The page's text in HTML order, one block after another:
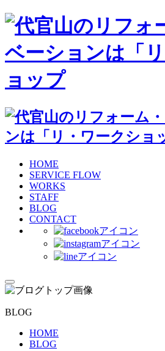
HOME
SERVICE FLOW
WORKS
STAFF
BLOG
CONTACT
BLOG
HOME
BLOG